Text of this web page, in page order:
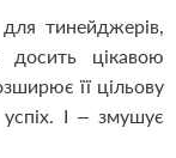
тинейджерів,
досить цікавою
її цільову
І – змушує